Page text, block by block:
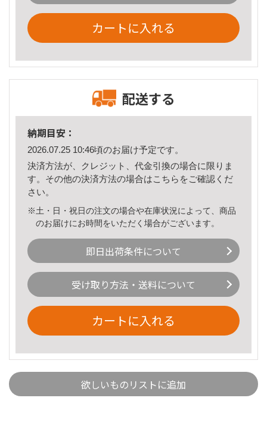
カートに入れる
配送する
納期目安：
2026.07.25 10:46頃のお届け予定です。
決済方法が、クレジット、代金引換の場合に限りま
す。その他の決済方法の場合はこちら をご確認くだ
さい。
※土・日・祝日の注文の場合や在庫状況によって、商品
のお届けにお時間をいただく場合がございます。
即日出荷条件について
受け取り方法・送料について
カートに入れる
欲しいものリストに追加